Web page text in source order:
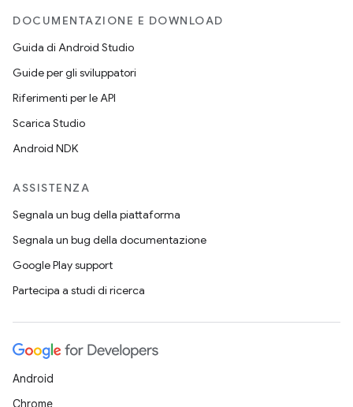
DOCUMENTAZIONE E DOWNLOAD
Guida di Android Studio
Guide per gli sviluppatori
Riferimenti per le API
Scarica Studio
Android NDK
ASSISTENZA
Segnala un bug della piattaforma
Segnala un bug della documentazione
Google Play support
Partecipa a studi di ricerca
Android
Chrome